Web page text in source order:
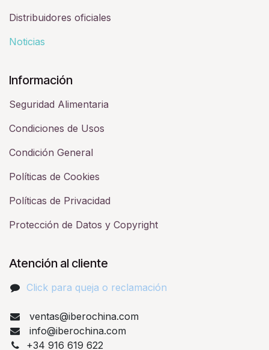
Distribuidores oficiales
Noticias
Información
Seguridad Alimentaria
Condiciones de Usos
Condición General
Políticas de Cookies
Políticas de Privacidad
Protección de Datos y Copyright
Atención al cliente
Click para queja o reclamación​
ventas@iberochina.com
info@iberochina.com
+34 916 619 622